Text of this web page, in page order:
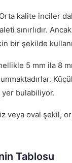
kalite inciler
sınırlıdır.
bir şekilde
5 mm ila 8
yer bulabiliyor.
veya oval şekil,
Tablosu